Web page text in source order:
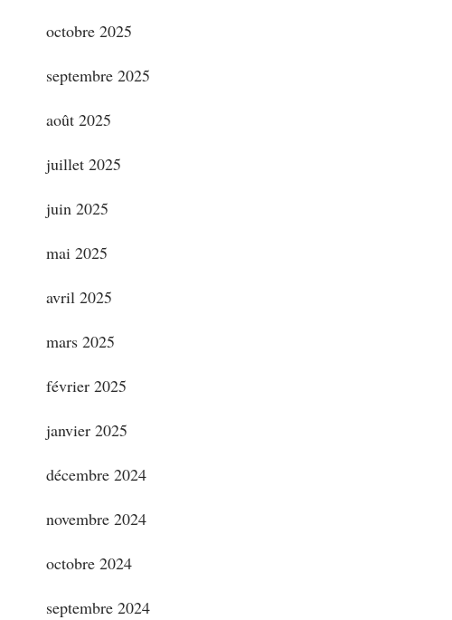
octobre 2025
septembre 2025
août 2025
juillet 2025
juin 2025
mai 2025
avril 2025
mars 2025
février 2025
janvier 2025
décembre 2024
novembre 2024
octobre 2024
septembre 2024